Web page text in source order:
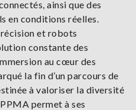
ainsi que des
en conditions réelles.
et robots
constante des
au cœur des
la fin d’un parcours de
à valoriser la diversité
permet à ses